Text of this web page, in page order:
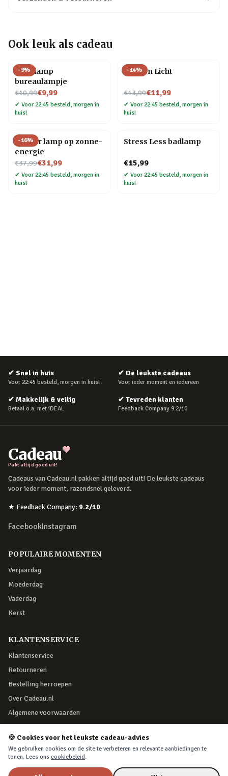
Ook leuk als cadeau
-9%
Gloeilamp
bureaulampje
€10,99
Nu voor€9,99
✔ Voor 22:45 besteld, morgen in
huis!
-14%
Flessen Licht
€13,99
Nu voor€11,99
✔ Voor 22:45 besteld, morgen in
huis!
-16%
Sun Jar lamp op zonne-
energie
€37,99
Nu voor€31,99
✔ Voor 22:45 besteld, morgen in
huis!
Stress Less badlamp
€15,99
✔ Voor 22:45 besteld, morgen in
huis!
✔ Snel in huis
Voor 22:45 besteld, morgen in huis!
✔ De leukste cadeaus
Voor ieder moment en iedereen
✔ Makkelijk & veilig
Betaal o.a. met iDEAL
✔ Tevreden klanten
Feedback Company 9.2/10
Cadeau
Pakt altijd goed uit!
Cadeaus van Cadeau.nl pakken altijd goed uit! De leukste cadeaus
voor ieder moment, razendsnel geleverd.
★ Feedback Company: 9.2/10
FacebookInstagram
POPULAIRE MOMENTEN
Verjaardag
Moederdag
Vaderdag
Kerst
KLANTENSERVICE
Klantenservice
Retourneren
Bestelling herroepen
Over Cadeau.nl
Algemene voorwaarden
Privacy & cookies
VEILIG BETALEN
🍪 Cookies voor het leukste cadeau-advies
We gebruiken cookies om de site te verbeteren en relevante aanbiedingen te
tonen. Lees ons cookiebeleid.